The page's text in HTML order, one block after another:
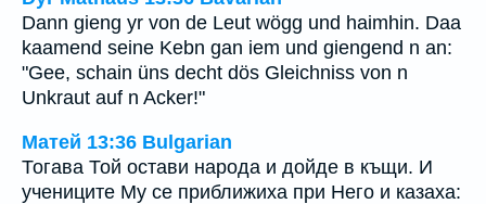
Dann gieng yr von de Leut wögg und haimhin. Daa
kaamend seine Kebn gan iem und giengend n an:
"Gee, schain üns decht dös Gleichniss von n
Unkraut auf n Acker!"
Матей 13:36 Bulgarian
Тогава Той остави народа и дойде в къщи. И
учениците Му се приближиха при Него и казаха: